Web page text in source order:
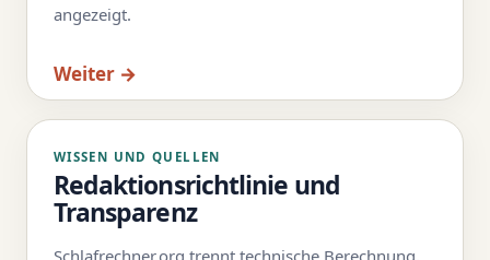
angezeigt.
Weiter →
WISSEN UND QUELLEN
Redaktionsrichtlinie und
Transparenz
Schlafrechner.org trennt technische Berechnung,